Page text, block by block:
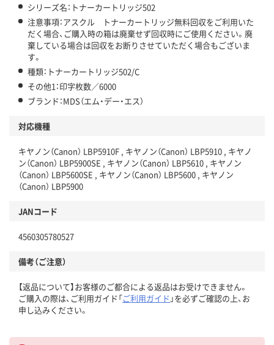
シリーズ名：トナーカートリッジ502
注意事項：アスクル トナーカートリッジ無料回収をご利用いた
だく場合、ご購入時の箱は廃棄せず回収時にご使用ください。廃
棄している場合は回収をお断りさせていただく場合もございま
す。
種類：トナーカートリッジ502/C
その他1：印字枚数／6000
ブランド：MDS（エム・デー・エス）
対応機種
キヤノン（Canon） LBP5910F , キヤノン（Canon） LBP5910 , キヤノ
ン（Canon） LBP5900SE , キヤノン（Canon） LBP5610 , キヤノン
（Canon） LBP5600SE , キヤノン（Canon） LBP5600 , キヤノン
（Canon） LBP5900
JANコード
4560305780527
備考（ご注意）
【返品について】お客様のご都合による返品はお受けできません。
ご購入の際は、ご利用ガイド「ご利用ガイド 」を必ずご確認の上、お
申し込みください。